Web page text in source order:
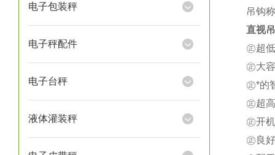
电子包装秤
电子秤配件
电子台秤
液体灌装秤
吊钩
直视
㊣超
㊣大
㊣*的
㊣超
㊣开
㊣良